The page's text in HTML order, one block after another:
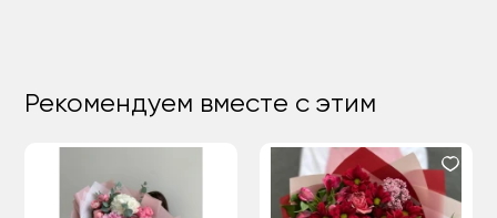
Рекомендуем вместе с этим